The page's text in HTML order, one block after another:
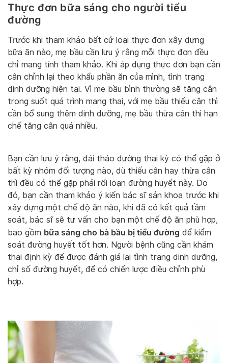
Thực đơn bữa sáng cho người tiểu
đường
Trước khi tham khảo bất cứ loại thực đơn xây dựng
bữa ăn nào, mẹ bầu cần lưu ý rằng mỗi thực đơn đều
chỉ mang tính tham khảo. Khi áp dụng thực đơn bạn cần
cân chỉnh lại theo khẩu phần ăn của mình, tình trạng
dinh dưỡng hiện tại. Vì mẹ bầu bình thường sẽ tăng cân
trong suốt quá trình mang thai, với mẹ bầu thiếu cân thì
cần bổ sung thêm dinh dưỡng, mẹ bầu thừa cân thì hạn
chế tăng cân quá nhiều.
Bạn cần lưu ý rằng, đái tháo đường thai kỳ có thể gặp ở
bất kỳ nhóm đối tượng nào, dù thiếu cân hay thừa cân
thì đều có thể gặp phải rối loạn đường huyết này. Do
đó, bạn cần tham khảo ý kiến bác sĩ sản khoa trước khi
xây dựng một chế độ ăn nào, khi đã có kết quả tầm
soát, bác sĩ sẽ tư vấn cho bạn một chế độ ăn phù hợp,
bao gồm bữa sáng cho bà bầu bị tiểu đường để kiểm
soát đường huyết tốt hơn. Người bệnh cũng cần khám
thai định kỳ để được đánh giá lại tình trạng dinh dưỡng,
chỉ số đường huyết, để có chiến lược điều chỉnh phù
hợp.